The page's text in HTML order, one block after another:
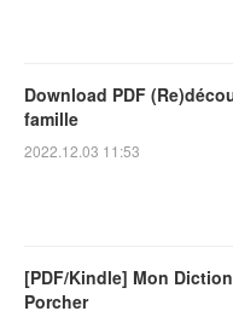
Download PDF
famille
2022.12.03 11:53
[PDF/Kindle] Mon
Porcher